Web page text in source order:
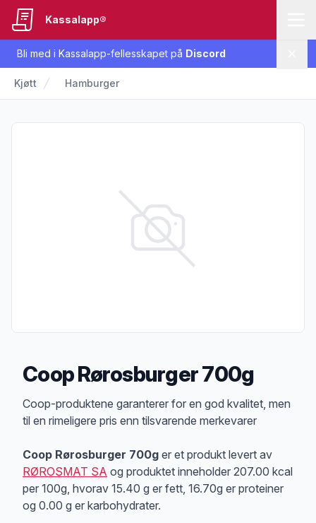
Bli med i Kassalapp-fellesskapet på Discord
Kassalapp®
Kjøtt Hamburger
Coop Rørosburger 700g
Produktbeskrivelse
Coop-produktene garanterer for en god kvalitet, men
til en rimeligere pris enn tilsvarende merkevarer
Coop Rørosburger 700g er et produkt levert av
RØROSMAT SA og produktet inneholder 207.00 kcal
per 100g, hvorav 15.40 g er fett, 16.70g er proteiner
og 0.00 g er karbohydrater.